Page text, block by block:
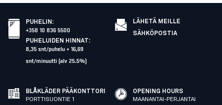
PUHELIN :
+358 10 836 5500
PUHELUIDEN HINNAT:
8,35 snt/puhelu + 16,69
snt/minuutti (alv 25.5%)
LÄHETÄ MEILLE
SÄHKÖPOSTIA
BLÅKLÄDER PÄÄKONTTORI
PORTTISUONTIE 1
OPENING HOURS
MAANANTAI-PERJANTAI